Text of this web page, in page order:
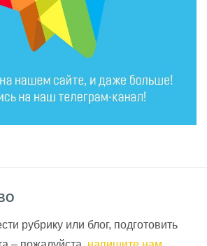
рубрику или блог, подготовить